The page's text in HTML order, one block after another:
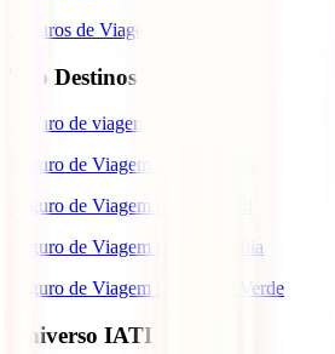
Seguros de Viagem
Top Destinos
Seguro de viagem para o Japão
Seguro de Viagem para os EUA
Seguro de Viagem para o Brasil
Seguro de Viagem para Tailândia
Seguro de Viagem para Cabo Verde
Universo IATI